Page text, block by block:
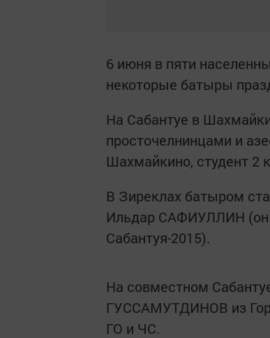
6 июня в пяти
некоторые батыры
На Сабантуе в
просточелнинцами и
Шахмайкино, студент 2
В Зиреклах батыром
Ильдар САФИУЛЛИН (он
Сабантуя-2015).
На совместном
ГУССАМУТДИНОВ из
ГО и ЧС.